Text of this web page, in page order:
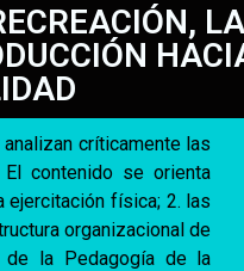
críticamente las
contenido se orienta
ejercitación física; 2. las
organizacional de
la Pedagogía de la